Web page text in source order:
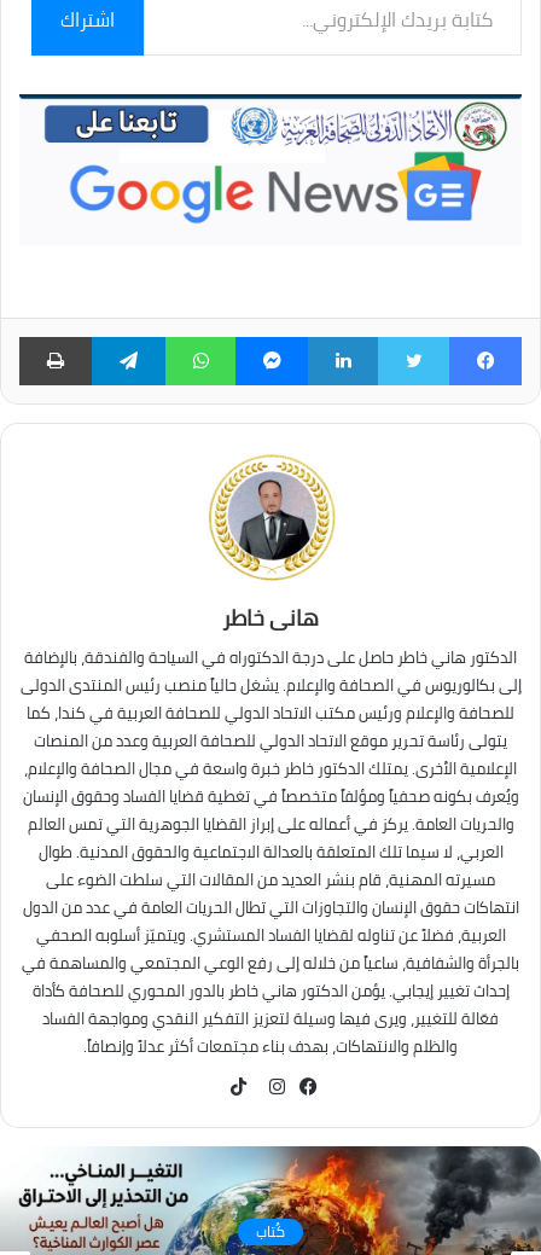
بريدك
الإلكتروني...
اشتراك
فيسبوك لينكدإن ماسنجر واتساب تيلقرام
هانى خاطر
الدكتور هاني خاطر حاصل على درجة الدكتوراه في السياحة والفندقة، بالإضافة
إلى بكالوريوس في الصحافة والإعلام. يشغل حالياً منصب رئيس المنتدى الدولى
للصحافة والإعلام ورئيس مكتب الاتحاد الدولي للصحافة العربية في كندا، كما
يتولى رئاسة تحرير موقع الاتحاد الدولي للصحافة العربية وعدد من المنصات
الإعلامية الأخرى. يمتلك الدكتور خاطر خبرة واسعة في مجال الصحافة والإعلام،
ويُعرف بكونه صحفياً ومؤلفاً متخصصاً في تغطية قضايا الفساد وحقوق الإنسان
والحريات العامة. يركز في أعماله على إبراز القضايا الجوهرية التي تمس العالم
العربي، لا سيما تلك المتعلقة بالعدالة الاجتماعية والحقوق المدنية. طوال
مسيرته المهنية، قام بنشر العديد من المقالات التي سلطت الضوء على
انتهاكات حقوق الإنسان والتجاوزات التي تطال الحريات العامة في عدد من الدول
العربية، فضلاً عن تناوله لقضايا الفساد المستشري. ويتميّز أسلوبه الصحفي
بالجرأة والشفافية، ساعياً من خلاله إلى رفع الوعي المجتمعي والمساهمة في
إحداث تغيير إيجابي. يؤمن الدكتور هاني خاطر بالدور المحوري للصحافة كأداة
فعّالة للتغيير، ويرى فيها وسيلة لتعزيز التفكير النقدي ومواجهة الفساد
والظلم والانتهاكات، بهدف بناء مجتمعات أكثر عدلاً وإنصافاً.
كُتاب